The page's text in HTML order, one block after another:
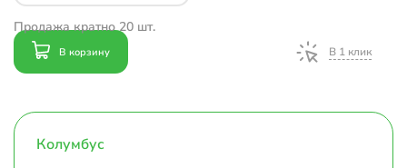
Продажа кратно 20 шт.
В корзину В 1 клик
Колумбус